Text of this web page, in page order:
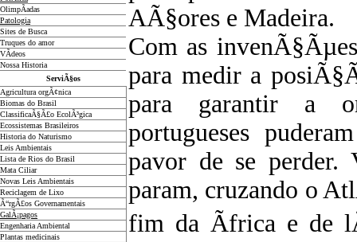
OlimpÃ­adas
Patologia
Sites de Busca
Truques do amor
VÃ­deos
Nossa Historia
ServiÃ§os
Agricultura orgÃ¢nica
Biomas do Brasil
ClassificaÃ§Ã£o EcolÃ³gica
Ecossistemas Brasileiros
Historia do Naturismo
Leis Ambientais
Lista de Rios do Brasil
Mata Ciliar
Novas Leis Ambientais
Reciclagem de Lixo
Ã“rgÃ£os Governamentais
GalÃ¡pagos
Engenharia Ambiental
Plantas medicinais
AÃ§ores e Madeira.
Com as
para medir a
para garantir a
portugueses
pavor de se perder.
param, cruzando o
fim da Ãfrica e de